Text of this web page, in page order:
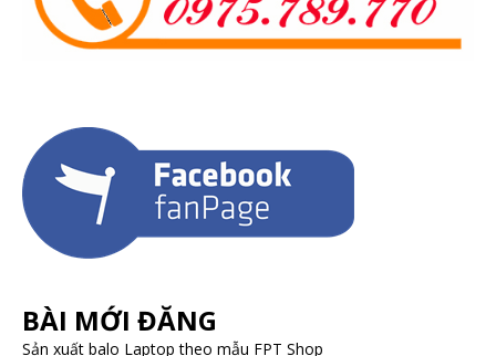
BÀI MỚI ĐĂNG
Sản xuất balo Laptop theo mẫu FPT Shop